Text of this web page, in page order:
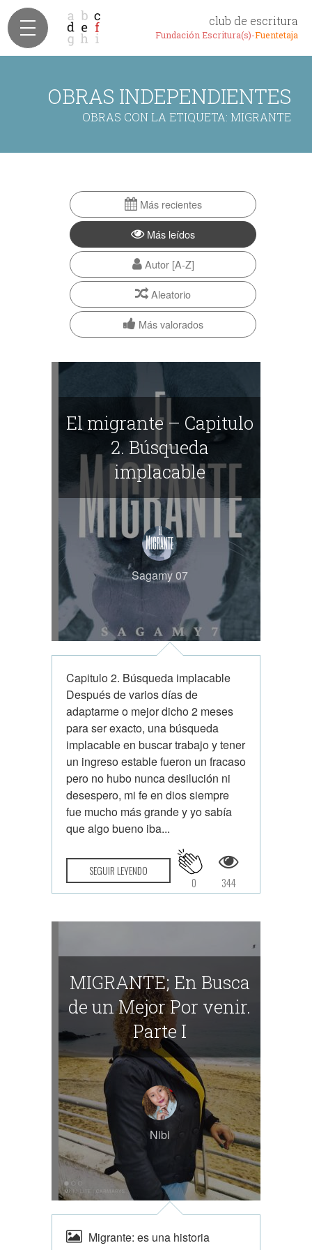
club de escritura
Fundación Escritura(s)-Fuentetaja
OBRAS INDEPENDIENTES
OBRAS CON LA ETIQUETA: MIGRANTE
Más recientes
Más leídos
Autor [A-Z]
Aleatorio
Más valorados
El migrante – Capitulo
2. Búsqueda
implacable
Sagamy 07
Capitulo 2. Búsqueda implacable
Después de varios días de
adaptarme o mejor dicho 2 meses
para ser exacto, una búsqueda
implacable en buscar trabajo y tener
un ingreso estable fueron un fracaso
pero no hubo nunca desilución ni
desespero, mi fe en dios siempre
fue mucho más grande y yo sabía
que algo bueno iba...
SEGUIR LEYENDO
344
0
MIGRANTE; En Busca
de un Mejor Por venir.
Parte I
Nibi
Migrante: es una historia